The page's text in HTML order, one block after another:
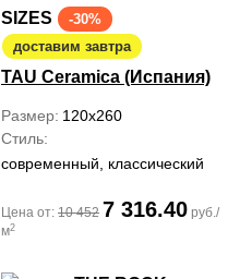
SIZES
-30%
доставим завтра
TAU Ceramica (Испания)
Размер 120x260
Стиль
современный, классический
Цена от: 10 452 7 316.40 руб./
м2